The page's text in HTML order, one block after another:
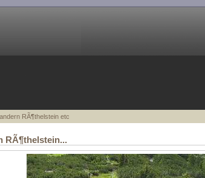
RÃ¶thelstein etc
RÃ¶thelstein...